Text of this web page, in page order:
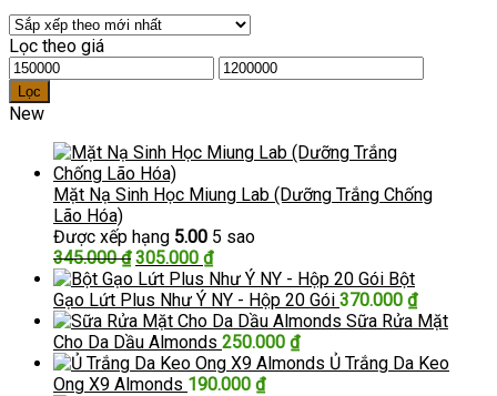
Lọc theo giá
Giá
tối
thiểu
Giá
Lọc
New
Mặt Nạ Sinh Học Miung Lab (Dưỡng Trắng Chống
Lão Hóa)
Được xếp hạng 5.00 5 sao
345.000₫ Giá
gốc
là:
345.000 ₫.
305.000 ₫Giá
hiện
tại
là:
305.000 ₫.
Bột
Gạo Lứt Plus Như Ý NY - Hộp 20 Gói 370.000 ₫
Sữa Rửa Mặt
Cho Da Dầu Almonds 250.000 ₫
Ủ Trắng Da Keo
Ong X9 Almonds 190.000 ₫